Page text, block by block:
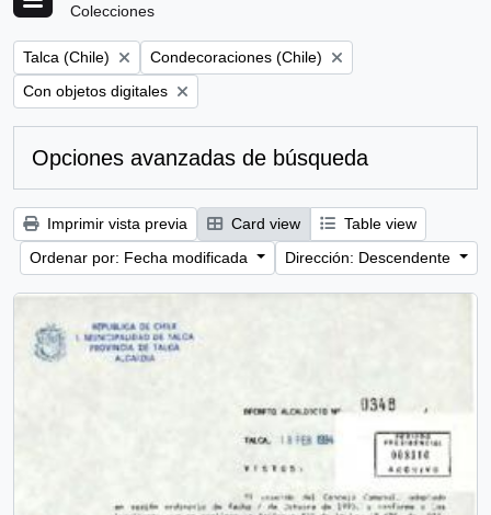
Colecciones
Remove filter:
Talca (Chile) Remove filter:
Condecoraciones (Chile)
Remove filter:
Con objetos digitales
Opciones avanzadas de búsqueda
Imprimir vista previa Card view
Table view
Ordenar por: Fecha modificada
Dirección: Descendente